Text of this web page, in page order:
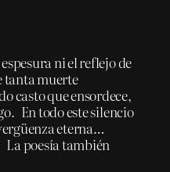
ni el reflejo de
tanta muerte
casto que ensordece,
En todo este silencio
eterna…
La poesía también